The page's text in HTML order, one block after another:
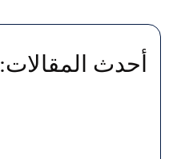
أحدث المقالات: